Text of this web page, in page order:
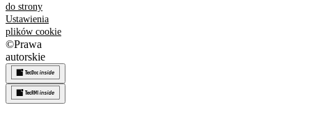
do strony
Ustawienia
plików cookie
©Prawa
autorskie